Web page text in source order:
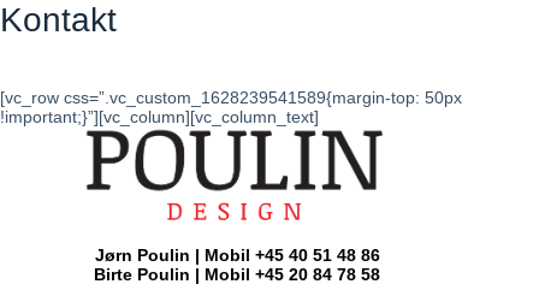
Kontakt
[vc_row css=”.vc_custom_1628239541589{margin-top: 50px
!important;}”][vc_column][vc_column_text]
Jørn Poulin | Mobil +45 40 51 48 86
Birte Poulin | Mobil +45 20 84 78 58